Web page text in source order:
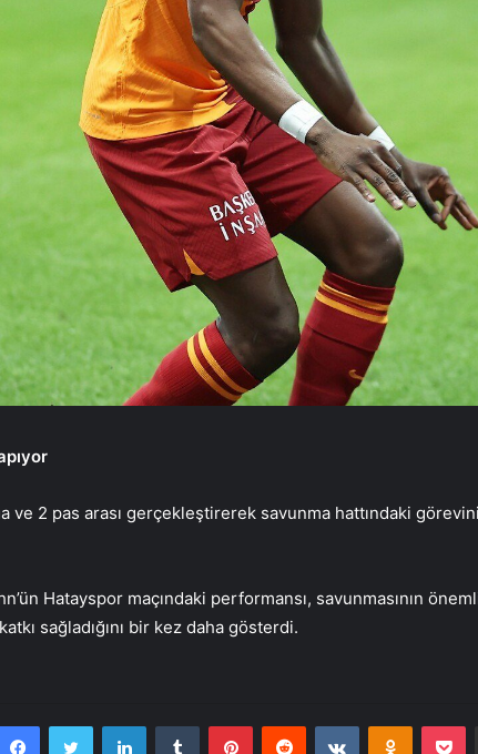
ve 2 pas arası gerçekleştirerek savunma hattındaki
Hatayspor maçındaki performansı, savunmasının
sağladığını bir kez daha gösterdi.
FacebookTwitter LinkedInTumblr PinterestReddit VKontakte